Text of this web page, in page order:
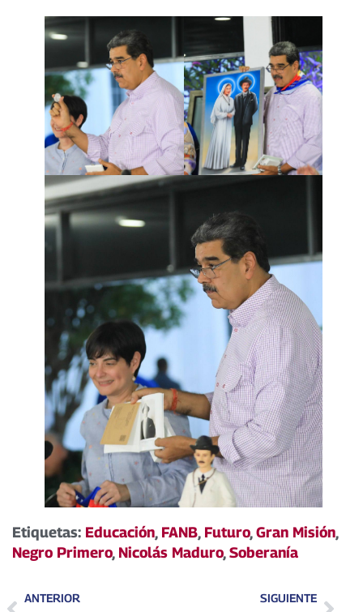
Etiquetas: Educación, FANB, Futuro,Gran Misión,
Negro Primero, Nicolás Maduro,Soberanía
ANTERIOR SIGUIENTE